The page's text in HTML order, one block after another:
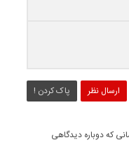
ارسال نظر پاک کردن !
که دوباره دیدگاهی